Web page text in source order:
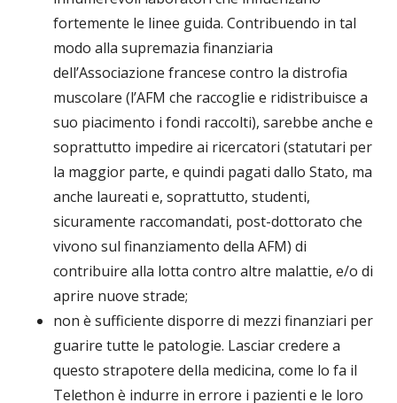
fortemente le linee guida. Contribuendo in tal
modo alla supremazia finanziaria
dell’Associazione francese contro la distrofia
muscolare (l’AFM che raccoglie e ridistribuisce a
suo piacimento i fondi raccolti), sarebbe anche e
soprattutto impedire ai ricercatori (statutari per
la maggior parte, e quindi pagati dallo Stato, ma
anche laureati e, soprattutto, studenti,
sicuramente raccomandati, post-dottorato che
vivono sul finanziamento della AFM) di
contribuire alla lotta contro altre malattie, e/o di
aprire nuove strade;
non è sufficiente disporre di mezzi finanziari per
guarire tutte le patologie. Lasciar credere a
questo strapotere della medicina, come lo fa il
Telethon è indurre in errore i pazienti e le loro